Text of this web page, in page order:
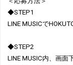
◆STEP1
LINE MUSICで
◆STEP2
LINE MUSIC内、画